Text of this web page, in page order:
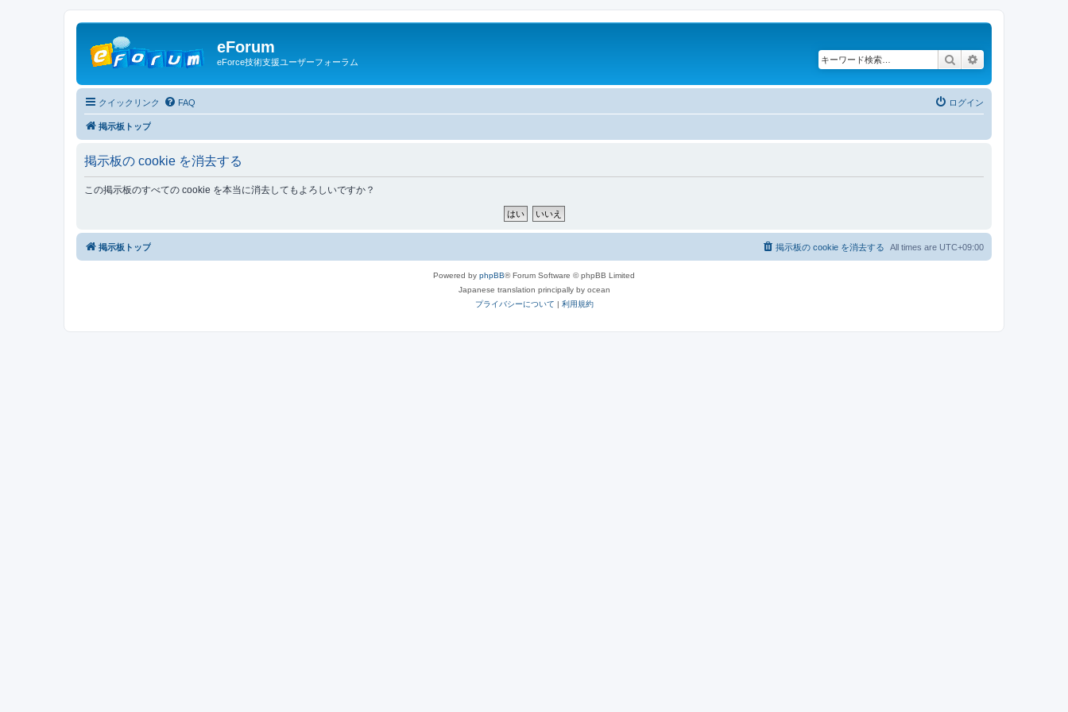
eForum
eForce技術支援ユーザーフォーラム 検索
クイックリンク FAQ ログイン
掲示板トップ
掲示板の cookie を消去する
この掲示板のすべての cookie を本当に消去してもよろしいですか？
掲示板トップ All times are UTC+09:00
掲示板の cookie を消去する
Powered by phpBB® Forum Software © phpBB Limited
Japanese translation principally by ocean
プライバシーについて | 利用規約